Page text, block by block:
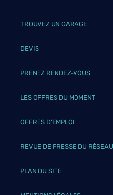
TROUVEZ UN GARAGE
DEVIS
PRENEZ RENDEZ-VOUS
LES OFFRES DU MOMENT
OFFRES D’EMPLOI
REVUE DE PRESSE DU RÉSEAU
PLAN DU SITE